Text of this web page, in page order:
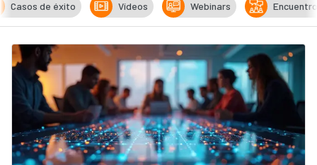
Casos de éxito Vídeos Webinars